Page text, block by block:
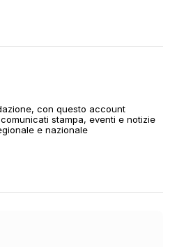
con questo account
stampa, eventi e notizie
e nazionale